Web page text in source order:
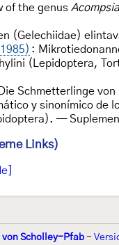
of the genus Acompsia
(Gelechiidae)
:
(Lepidoptera,
Schmetterlinge von
y sinonímico de
—
Links)
von Scholley-Pfab -